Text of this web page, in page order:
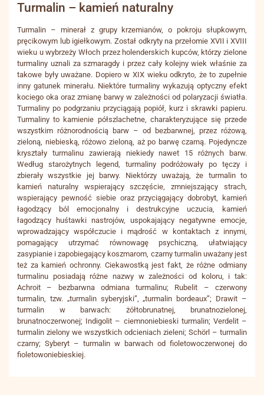
Turmalin – kamień naturalny
Turmalin – minerał z grupy krzemianów, o pokroju słupkowym,
pręcikowym lub igiełkowym. Został odkryty na przełomie XVII i XVIII
wieku u wybrzeży Włoch przez holenderskich kupców, którzy zielone
turmaliny uznali za szmaragdy i przez cały kolejny wiek właśnie za
takowe były uważane. Dopiero w XIX wieku odkryto, że to zupełnie
inny gatunek minerału. Niektóre turmaliny wykazują optyczny efekt
kociego oka oraz zmianę barwy w zależności od polaryzacji światła.
Turmaliny po podgrzaniu przyciągają popiół, kurz i skrawki papieru.
Turmaliny to kamienie półszlachetne, charakteryzujące się przede
wszystkim różnorodnością barw – od bezbarwnej, przez różową,
zieloną, niebieską, różowo zieloną, aż po barwę czarną. Pojedyncze
kryształy turmalinu zawierają niekiedy nawet 15 różnych barw.
Według starożytnych legend, turmaliny podróżowały po tęczy i
zbierały wszystkie jej barwy. Niektórzy uważają, że turmalin to
kamień naturalny wspierający szczęście, zmniejszający strach,
wspierający pewność siebie oraz przyciągający dobrobyt, kamień
łagodzący ból emocjonalny i destrukcyjne uczucia, kamień
łagodzący huśtawki nastrojów, uspokajający negatywne emocje,
wprowadzający współczucie i mądrość w kontaktach z innymi,
pomagający utrzymać równowagę psychiczną, ułatwiający
zasypianie i zapobiegający koszmarom, czarny turmalin uważany jest
też za kamień ochronny. Ciekawostką jest fakt, że różne odmiany
turmalinu posiadają różne nazwy w zależności od koloru, i tak:
Achroit – bezbarwna odmiana turmalinu; Rubelit – czerwony
turmalin, tzw. „turmalin syberyjski”, „turmalin bordeaux”; Drawit –
turmalin w barwach: żółtobrunatnej, brunatnozielonej,
brunatnoczerwonej; Indigolit – ciemnoniebieski turmalin; Verdelit –
turmalin zielony we wszystkich odcieniach zieleni; Schörl – turmalin
czarny; Syberyt – turmalin w barwach od fioletowoczerwonej do
fioletowoniebieskiej.